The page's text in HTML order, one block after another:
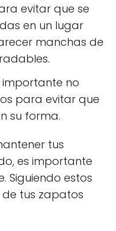
evitar que se
en un lugar
manchas de
importante no
para evitar que
su forma.
tus
es importante
Siguiendo estos
tus zapatos